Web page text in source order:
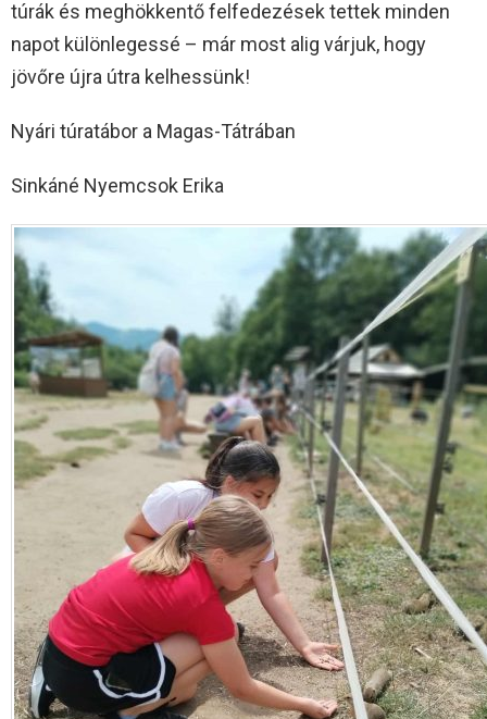
túrák és meghökkentő felfedezések tettek minden
napot különlegessé – már most alig várjuk, hogy
jövőre újra útra kelhessünk!
Nyári túratábor a Magas-Tátrában
Sinkáné Nyemcsok Erika